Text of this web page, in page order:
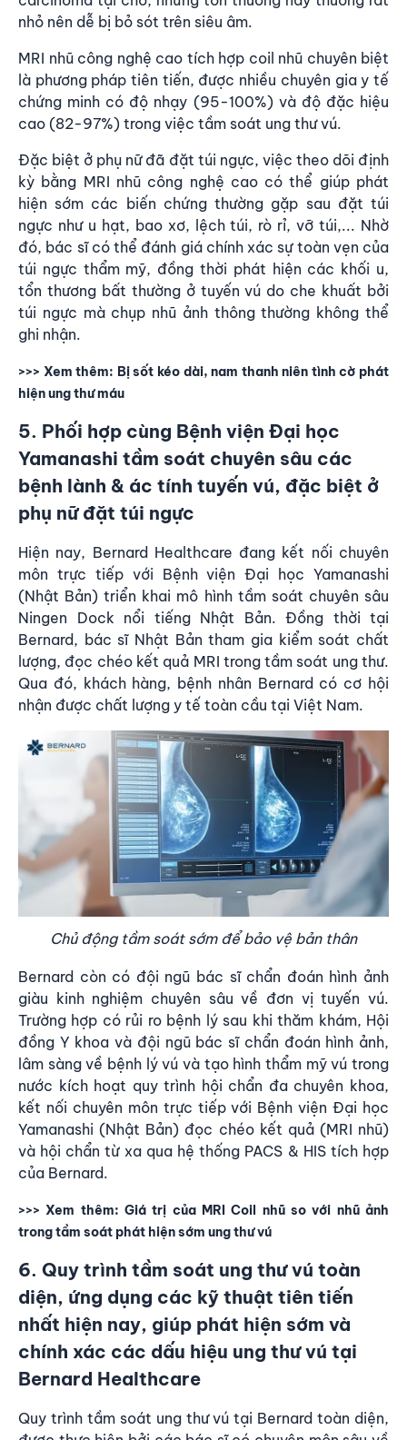
nhỏ nên dễ bị bỏ sót trên siêu âm.
MRI nhũ công nghệ cao tích hợp coil nhũ chuyên biệt
là phương pháp tiên tiến, được nhiều chuyên gia y tế
chứng minh có độ nhạy (95-100%) và độ đặc hiệu
cao (82-97%) trong việc tầm soát ung thư vú.
Đặc biệt ở phụ nữ đã đặt túi ngực, việc theo dõi định
kỳ bằng MRI nhũ công nghệ cao có thể giúp phát
hiện sớm các biến chứng thường gặp sau đặt túi
ngực như u hạt, bao xơ, lệch túi, rò rỉ, vỡ túi,... Nhờ
đó, bác sĩ có thể đánh giá chính xác sự toàn vẹn của
túi ngực thẩm mỹ, đồng thời phát hiện các khối u,
tổn thương bất thường ở tuyến vú do che khuất bởi
túi ngực mà chụp nhũ ảnh thông thường không thể
ghi nhận.
>>> Xem thêm: Bị sốt kéo dài, nam thanh niên tình cờ phát
hiện ung thư máu
5. Phối hợp cùng Bệnh viện Đại học
Yamanashi tầm soát chuyên sâu các
bệnh lành & ác tính tuyến vú, đặc biệt ở
phụ nữ đặt túi ngực
Hiện nay, Bernard Healthcare đang kết nối chuyên
môn trực tiếp với Bệnh viện Đại học Yamanashi
(Nhật Bản) triển khai mô hình tầm soát chuyên sâu
Ningen Dock nổi tiếng Nhật Bản. Đồng thời tại
Bernard, bác sĩ Nhật Bản tham gia kiểm soát chất
lượng, đọc chéo kết quả MRI trong tầm soát ung thư.
Qua đó, khách hàng, bệnh nhân Bernard có cơ hội
nhận được chất lượng y tế toàn cầu tại Việt Nam.
Chủ động tầm soát sớm để bảo vệ bản thân
Bernard còn có đội ngũ bác sĩ chẩn đoán hình ảnh
giàu kinh nghiệm chuyên sâu về đơn vị tuyến vú.
Trường hợp có rủi ro bệnh lý sau khi thăm khám, Hội
đồng Y khoa và đội ngũ bác sĩ chẩn đoán hình ảnh,
lâm sàng về bệnh lý vú và tạo hình thẩm mỹ vú trong
nước kích hoạt quy trình hội chẩn đa chuyên khoa,
kết nối chuyên môn trực tiếp với Bệnh viện Đại học
Yamanashi (Nhật Bản) đọc chéo kết quả (MRI nhũ)
và hội chẩn từ xa qua hệ thống PACS & HIS tích hợp
của Bernard.
>>> Xem thêm: Giá trị của MRI Coil nhũ so với nhũ ảnh
trong tầm soát phát hiện sớm ung thư vú
6. Quy trình tầm soát ung thư vú toàn
diện, ứng dụng các kỹ thuật tiên tiến
nhất hiện nay, giúp phát hiện sớm và
chính xác các dấu hiệu ung thư vú tại
Bernard Healthcare
Quy trình tầm soát ung thư vú tại Bernard toàn diện,